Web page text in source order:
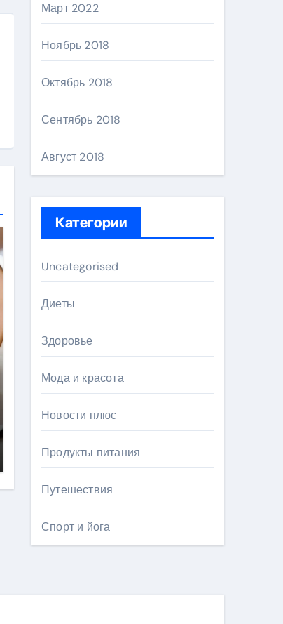
Март 2022
Ноябрь 2018
Октябрь 2018
Сентябрь 2018
Август 2018
Категории
Uncategorised
Диеты
Здоровье
Мода и красота
Новости плюс
Продукты питания
Путешествия
Спорт и йога